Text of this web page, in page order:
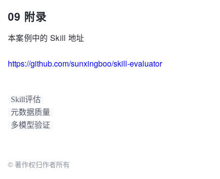
09 附录
本案例中的 Skill 地址
https://github.com/sunxingboo/skill-evaluator
Skill评估
元数据质量
多模型验证
© 著作权归作者所有